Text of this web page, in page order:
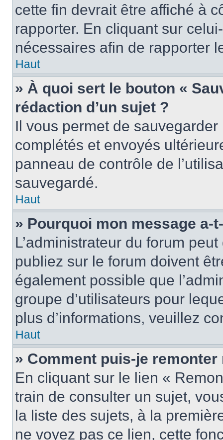
cette fin devrait être affiché à
rapporter. En cliquant sur
nécessaires afin de rapporter
Haut
» À quoi sert le bouton «
rédaction d’un sujet ?
Il vous permet de
complétés et envoyés
panneau de contrôle de
sauvegardé.
Haut
» Pourquoi mon message a-
L’administrateur du forum
publiez sur le forum doivent
également possible que
groupe d’utilisateurs pour
plus d’informations, veuillez
Haut
» Comment puis-je
En cliquant sur le lien «
train de consulter un sujet,
la liste des sujets, à la
ne voyez pas ce lien, cette